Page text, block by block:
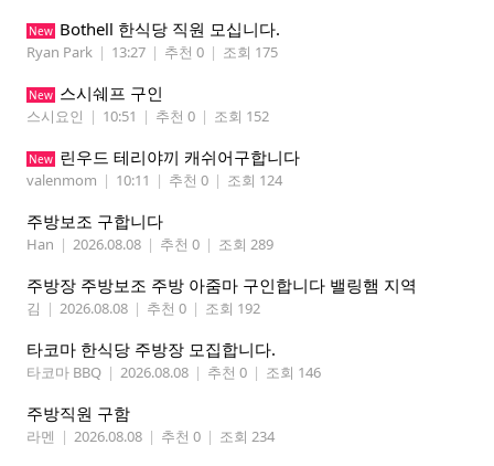
New Bothell 한식당 직원 모십니다.
Ryan Park | 13:27 | 추천 0 | 조회 175
New 스시쉐프 구인
스시요인 | 10:51 | 추천 0 | 조회 152
New 린우드 테리야끼 캐쉬어구합니다
valenmom | 10:11 | 추천 0 | 조회 124
주방보조 구합니다
Han | 2026.08.08 | 추천 0 | 조회 289
주방장 주방보조 주방 아줌마 구인합니다 밸링햄 지역
김 | 2026.08.08 | 추천 0 | 조회 192
타코마 한식당 주방장 모집합니다.
타코마 BBQ | 2026.08.08 | 추천 0 | 조회 146
주방직원 구함
라멘 | 2026.08.08 | 추천 0 | 조회 234